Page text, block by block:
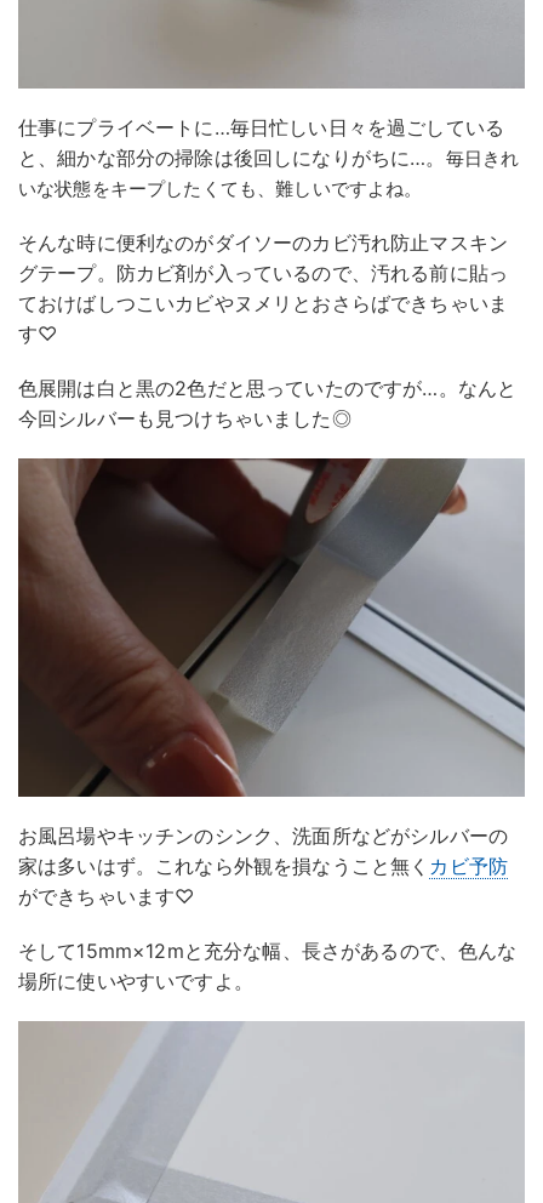
仕事にプライベートに…毎日忙しい日々を過ごしている
と、細かな部分の掃除は後回しになりがちに…。 毎日きれ
いな状態をキープしたくても、難しいですよね。
そんな時に便利なのがダイソーのカビ汚れ防止マスキン
グテープ。防カビ剤が入っているので、汚れる前に貼っ
ておけばしつこいカビやヌメリとおさらばできちゃいま
す♡
色展開は白と黒の2色だと思っていたのですが…。なんと
今回シルバーも見つけちゃいました◎
お風呂場やキッチンのシンク、洗面所などがシルバーの
家は多いはず。これなら外観を損なうこと無く カビ予防
ができちゃいます♡
そして15mm×12mと充分な幅、長さがあるので、色んな
場所に使いやすいですよ。